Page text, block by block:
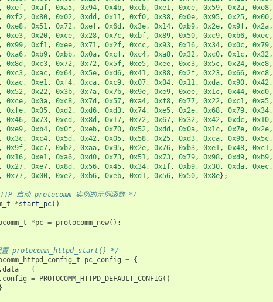
0xef, 0xaf, 0xa5, 0x94, 0x4b, 0xcb, 0xe1, 0xce, 0x59, 0x2a, 0xe8,
0xf2, 0x80, 0x02, 0xdd , 0x11, 0xf0, 0x38, 0x0e, 0x95, 0x25, 0x00,
0xe8, 0x51, 0x72, 0xef, 0x6d , 0x3e, 0x14, 0xb9, 0x2e, 0x9f, 0x2a,
0xe3, 0x20, 0xce, 0x28, 0x7c, 0xbf, 0x89, 0x50, 0xc9, 0xb6, 0xec,
0x99, 0xf1, 0xee, 0x71, 0x2f, 0xcc, 0x93, 0x16, 0x34, 0x0c, 0x79,
0xa6, 0xb9, 0xbb, 0x0a, 0xcf, 0xc4, 0xa8, 0x32, 0xc0, 0x1c, 0x32,
0x8d , 0xc3, 0x72, 0x72, 0x5f, 0xe5, 0xee, 0xc3, 0x5c, 0x24, 0xc8,
0xc3, 0xac, 0x64, 0x5e, 0xd6, 0x41, 0x88, 0x2f, 0x23, 0x66, 0xc8,
0xac, 0xe1, 0xf4, 0xca, 0xc9, 0x07, 0x04, 0x11, 0xda, 0x90, 0x42,
0x52, 0x22, 0x3b, 0x7a, 0x7b, 0x9e, 0xe9, 0xee, 0x1c, 0x44, 0xd0,
0xce, 0x0a, 0xc8, 0x7d , 0x57, 0xa4, 0xf8, 0x77, 0x22, 0xc1, 0xa5,
0xfe, 0x05, 0xd2, 0xd6, 0xd3, 0x74, 0xe5, 0x2e, 0x68, 0x79, 0x34,
0x46, 0x73, 0xcd , 0x8d , 0x17, 0x72, 0x67, 0x32, 0x42, 0xdc, 0x10,
0xe9, 0xb4, 0x0f, 0xeb, 0x70, 0x52, 0xdd , 0x0a, 0x1c, 0x7e, 0x2e,
0x3c, 0xc4, 0x5d , 0x42, 0x05, 0x58, 0x25, 0xd3, 0xca, 0x96, 0x5c,
0x9f, 0xc7, 0xb2, 0xaa, 0x95, 0x2e, 0x76, 0xb3, 0xe1, 0x48, 0xc1,
0x16, 0xe1, 0xa6, 0xd0, 0x73, 0x51, 0x73, 0x79, 0x98, 0xd9, 0xb9,
0x27, 0xe7, 0x8d , 0x56, 0x45, 0x34, 0x1f, 0xb9, 0x30, 0xda, 0xec,
0x77, 0x00, 0xe2, 0xb6, 0xeb, 0xd1, 0x56, 0x50, 0x8e};
启动 protocomm 实例的示例函数 */
*start_pc()
*pc = protocomm_new();
protocomm_httpd_start() */
pc_config = {
.data = {
. config = PROTOCOMM_HTTPD_DEFAULT_CONFIG()